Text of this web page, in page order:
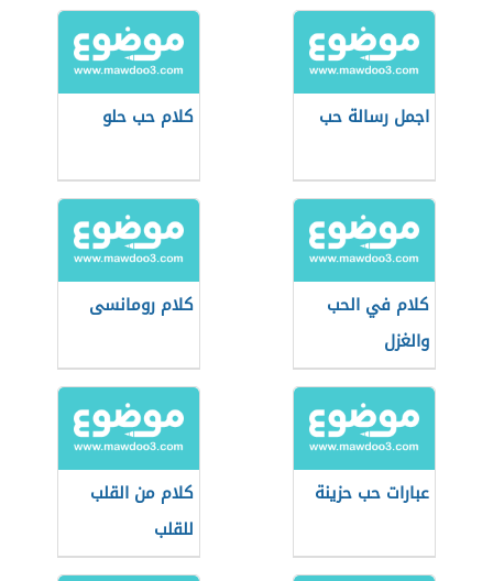
اجمل رسالة حب كلام حب حلو
كلام في الحب
والغزل
كلام رومانسى
عبارات حب حزينة
كلام من القلب
للقلب